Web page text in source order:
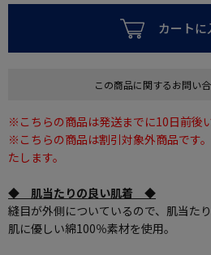
カートに
この商品に関するお問い
※こちらの商品は発送までに10日前後
※こちらの商品は割引対象外商品です
たします。
◆ 肌当たりの良い肌着 ◆
縫目が外側についているので、肌当た
肌に優しい綿100％素材を使用。